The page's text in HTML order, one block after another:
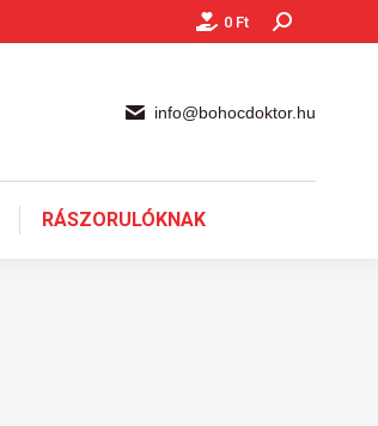
0 Ft Keresés:
info@bohocdoktor.hu
RÁSZORULÓKNAK